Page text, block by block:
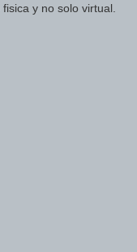
y no solo virtual.